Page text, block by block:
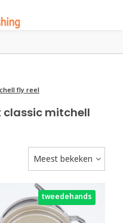
fly reel
mitchell
Meest bekeken
tweedehands